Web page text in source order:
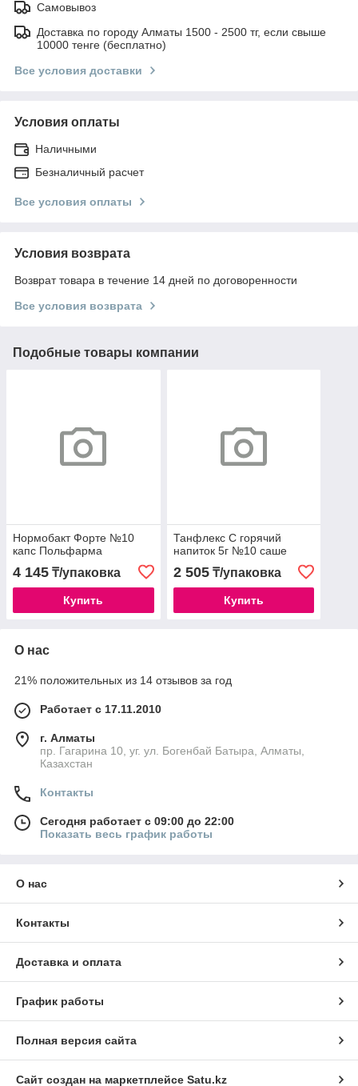
Самовывоз
Доставка по городу Алматы 1500 - 2500 тг, если свыше
10000 тенге (бесплатно)
Все условия доставки
Условия оплаты
Наличными
Безналичный расчет
Все условия оплаты
Условия возврата
Возврат товара в течение 14 дней по договоренности
Все условия возврата
Подобные товары компании
Нормобакт Форте №10
капс Польфарма
4 145 ₸/упаковка
Купить
Танфлекс С горячий
напиток 5г №10 саше
2 505₸/упаковка
Купить
О нас
21% положительных из 14 отзывов за год
Работает с 17.11.2010
г. Алматы
пр. Гагарина 10, уг. ул. Богенбай Батыра, Алматы,
Казахстан
Контакты
Сегодня работает с 09:00 до 22:00
Показать весь график работы
О нас
Контакты
Доставка и оплата
График работы
Полная версия сайта
Сайт создан на маркетплейсе Satu.kz